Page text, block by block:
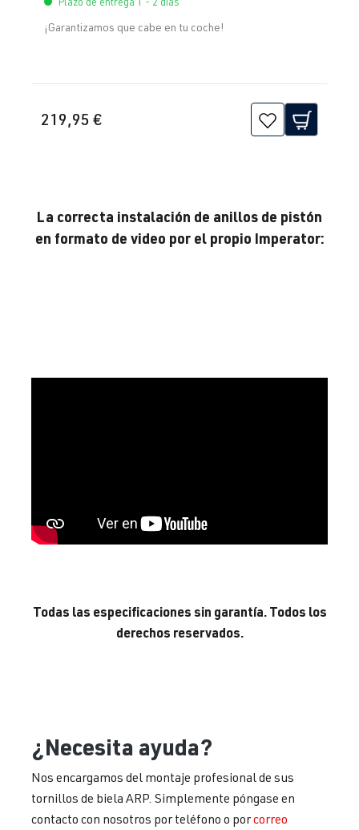
¡Garantizamos que cabe en tu coche!
219,95 €
La correcta instalación de anillos de pistón
en formato de video por el propio Imperator:
Todas las especificaciones sin garantía. Todos los
derechos reservados.
¿Necesita ayuda?
Nos encargamos del montaje profesional de sus
tornillos de biela ARP. Simplemente póngase en
contacto con nosotros por teléfono o porcorreo